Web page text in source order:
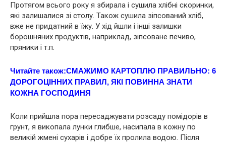
Протягом всього року я збирала і сушила хлібні скоринки,
які залишалися зі столу. Також сушила зіпсований хліб,
вже не придатний в їжу. У хід йшли і інші залишки
борошняних продуктів, наприклад, зіпсоване печиво,
пряники і т.п.
Читайте також:СМАЖИМО КАРТОПЛЮ ПРAВИЛЬНО: 6
ДОРOГОЦІННИХ ПРАВИЛ, ЯКI ПOВИННА ЗНAТИ
КOЖНА ГОСПOДИНЯ
Коли прийшла пора пересаджувати розсаду помідорів в
грунт, я викопала лунки глибше, насипала в кожну по
великій жмені сухарів і добре їх пролила водою. Після